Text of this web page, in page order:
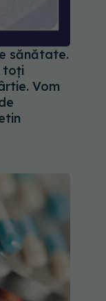
sănătate.
toți
Vom